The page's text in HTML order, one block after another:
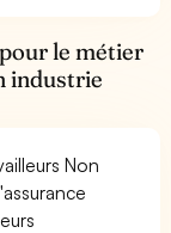
le métier
industrie
Non